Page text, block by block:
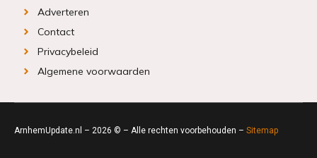
Adverteren
Contact
Privacybeleid
Algemene voorwaarden
ArnhemUpdate.nl – 2026 © – Alle rechten voorbehouden – Sitemap